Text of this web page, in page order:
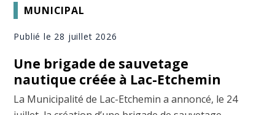
MUNICIPAL
Publié le 28 juillet 2026
Une brigade de sauvetage
nautique créée à Lac-Etchemin
La Municipalité de Lac-Etchemin a annoncé, le 24